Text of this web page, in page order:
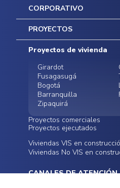
CORPORATIVO
Inicio
Mapa del sitio
Postventas
Contratación Directa
Noticias
PROYECTOS
Proyectos de vivienda
Girardot
Fusagasugá
Bogotá
Barranquilla
Zipaquirá
Proyectos comerciales
Funza
Bodegas - ALMAX
Proyectos ejecutados
Conoce nuestros
proyectos ejecutados
Viviendas VIS en
Viviendas No VIS en
CANALES DE ATENCIÓN